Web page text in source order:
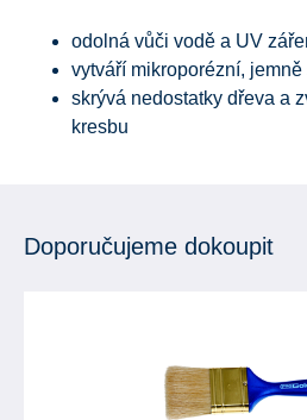
odolná vůči vodě a UV
vytváří mikroporézní,
skrývá nedostatky dřeva a
kresbu
Doporučujeme dokoupit